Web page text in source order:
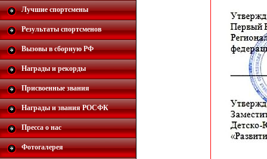
Лучшие спортсмены
Результаты спортсменов
Вызовы в сборную РФ
Награды и рекорды
Присвоенные звания
Награды и звания РОСФК
Пресса о нас
Фотогалерея